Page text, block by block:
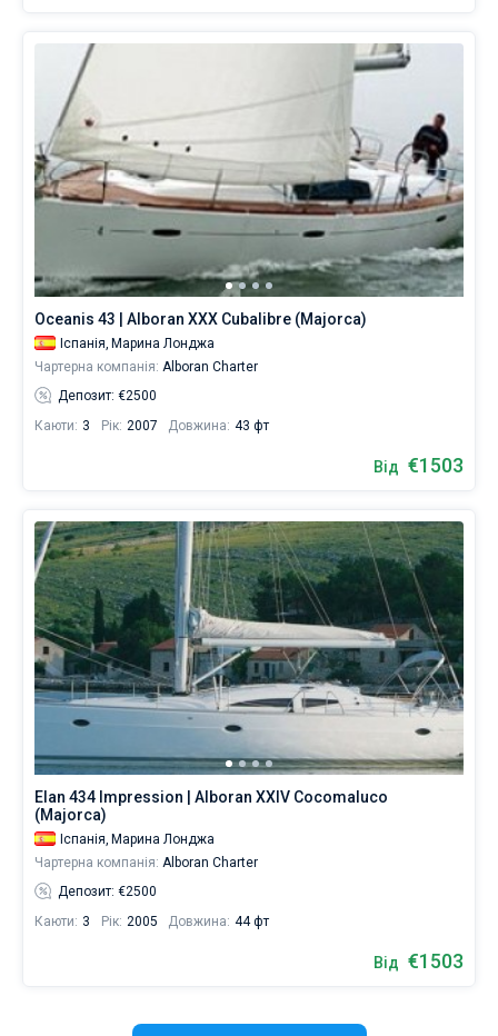
Oceanis 43 | Alboran XXX Cubalibre (Majorca)
Іспанія, Марина Лонджа
Чартерна компанія: Alboran Charter
Депозит: €2500
Каюти: 3 Рік: 2007 Довжина: 43 фт
Від €1503
Elan 434 Impression | Alboran XXIV Cocomaluco
(Majorca)
Іспанія, Марина Лонджа
Чартерна компанія: Alboran Charter
Депозит: €2500
Каюти: 3 Рік: 2005 Довжина: 44 фт
Від €1503